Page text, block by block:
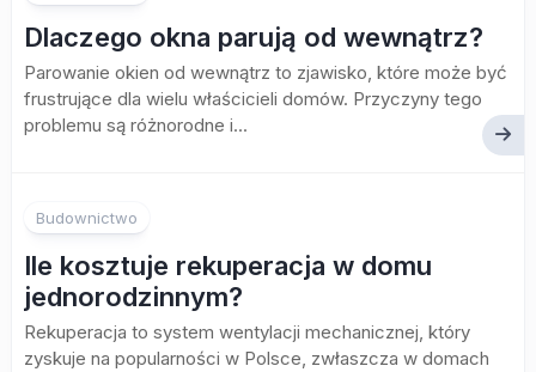
Dlaczego okna parują od wewnątrz?
Parowanie okien od wewnątrz to zjawisko, które może być
frustrujące dla wielu właścicieli domów. Przyczyny tego
problemu są różnorodne i...
Budownictwo
Ile kosztuje rekuperacja w domu
jednorodzinnym?
Rekuperacja to system wentylacji mechanicznej, który
zyskuje na popularności w Polsce, zwłaszcza w domach